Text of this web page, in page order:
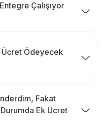
Çalışıyor
Ücret Ödeyecek
Fakat
Ek Ücret